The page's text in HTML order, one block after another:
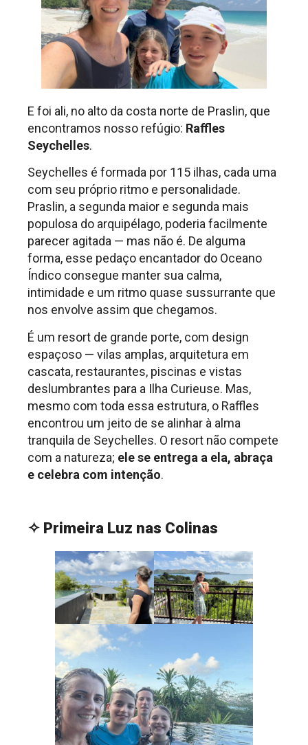
E foi ali, no alto da costa norte de Praslin, que
encontramos nosso refúgio: Raffles
Seychelles.
Seychelles é formada por 115 ilhas, cada uma
com seu próprio ritmo e personalidade.
Praslin, a segunda maior e segunda mais
populosa do arquipélago, poderia facilmente
parecer agitada — mas não é. De alguma
forma, esse pedaço encantador do Oceano
Índico consegue manter sua calma,
intimidade e um ritmo quase sussurrante que
nos envolve assim que chegamos.
É um resort de grande porte, com design
espaçoso — vilas amplas, arquitetura em
cascata, restaurantes, piscinas e vistas
deslumbrantes para a Ilha Curieuse. Mas,
mesmo com toda essa estrutura, o Raffles
encontrou um jeito de se alinhar à alma
tranquila de Seychelles. O resort não compete
com a natureza; ele se entrega a ela, abraça
e celebra com intenção.
✧ Primeira Luz nas Colinas